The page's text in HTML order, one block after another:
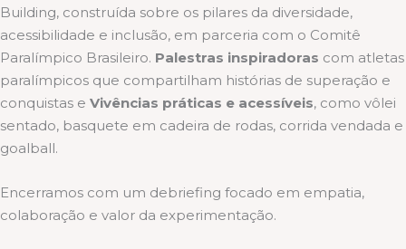
Building, construída sobre os pilares da diversidade,
acessibilidade e inclusão, em parceria com o Comitê
Paralímpico Brasileiro. Palestras inspiradoras com atletas
paralímpicos que compartilham histórias de superação e
conquistas e Vivências práticas e acessíveis, como vôlei
sentado, basquete em cadeira de rodas, corrida vendada e
goalball.
Encerramos com um debriefing focado em empatia,
colaboração e valor da experimentação.